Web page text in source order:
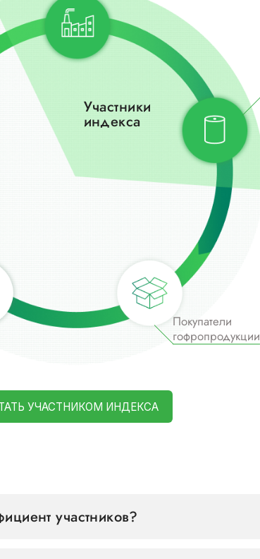
Участники
индекса
Покупатели
гофропродукции
УЧАСТНИКОМ ИНДЕКСА
участников?